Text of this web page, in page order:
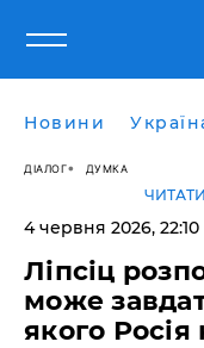
Новини
ДІАЛОГ ДУМКА
4 червня 2026, 22:10
​Ліпсіц
може
якого